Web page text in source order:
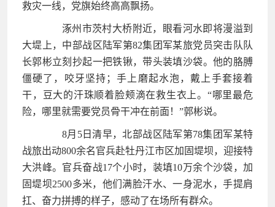
救灾一线，党旗始终高高飘扬。
涿州市茨村大桥附近，眼看河水即将漫溢到
大堤上，中部战区陆军第82集团军某旅党员突击队队
长郭彬立刻抄起一把铁锹，带头装填沙袋。他的胳膊
僵硬了，咬牙坚持；手上磨起水泡，戴上手套接着
干，豆大的汗珠顺着脸颊滴在救生衣上。“哪里最危
险，哪里就需要党员骨干冲在前面！”郭彬说。
8月5日清早，北部战区陆军第78集团军某特
战旅出动800余名官兵赴牡丹江市区加固堤坝，迎接特
大洪峰。官兵奋战17个小时，装填10万余个沙袋，加
固堤坝2500多米，他们满脸汗水、一身泥水，手提肩
扛、奋力拼搏的样子，感动了在场所有群众。